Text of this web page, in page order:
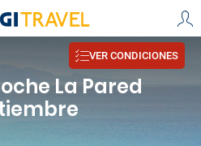
VER CONDICIONES
La Pared